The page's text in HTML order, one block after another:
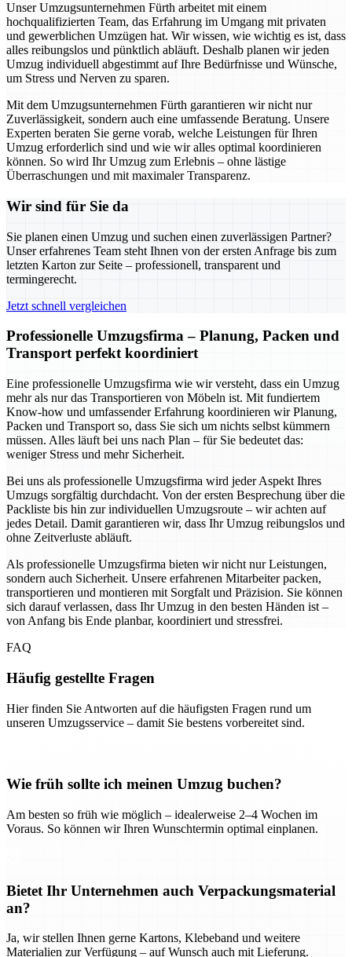
Unser Umzugsunternehmen Fürth arbeitet mit einem
hochqualifizierten Team, das Erfahrung im Umgang mit privaten
und gewerblichen Umzügen hat. Wir wissen, wie wichtig es ist, dass
alles reibungslos und pünktlich abläuft. Deshalb planen wir jeden
Umzug individuell abgestimmt auf Ihre Bedürfnisse und Wünsche,
um Stress und Nerven zu sparen.
Mit dem Umzugsunternehmen Fürth garantieren wir nicht nur
Zuverlässigkeit, sondern auch eine umfassende Beratung. Unsere
Experten beraten Sie gerne vorab, welche Leistungen für Ihren
Umzug erforderlich sind und wie wir alles optimal koordinieren
können. So wird Ihr Umzug zum Erlebnis – ohne lästige
Überraschungen und mit maximaler Transparenz.
Wir sind für Sie da
Sie planen einen Umzug und suchen einen zuverlässigen Partner?
Unser erfahrenes Team steht Ihnen von der ersten Anfrage bis zum
letzten Karton zur Seite – professionell, transparent und
termingerecht.
Jetzt schnell vergleichen
Professionelle Umzugsfirma – Planung, Packen und
Transport perfekt koordiniert
Eine professionelle Umzugsfirma wie wir versteht, dass ein Umzug
mehr als nur das Transportieren von Möbeln ist. Mit fundiertem
Know-how und umfassender Erfahrung koordinieren wir Planung,
Packen und Transport so, dass Sie sich um nichts selbst kümmern
müssen. Alles läuft bei uns nach Plan – für Sie bedeutet das:
weniger Stress und mehr Sicherheit.
Bei uns als professionelle Umzugsfirma wird jeder Aspekt Ihres
Umzugs sorgfältig durchdacht. Von der ersten Besprechung über die
Packliste bis hin zur individuellen Umzugsroute – wir achten auf
jedes Detail. Damit garantieren wir, dass Ihr Umzug reibungslos und
ohne Zeitverluste abläuft.
Als professionelle Umzugsfirma bieten wir nicht nur Leistungen,
sondern auch Sicherheit. Unsere erfahrenen Mitarbeiter packen,
transportieren und montieren mit Sorgfalt und Präzision. Sie können
sich darauf verlassen, dass Ihr Umzug in den besten Händen ist –
von Anfang bis Ende planbar, koordiniert und stressfrei.
FAQ
Häufig gestellte Fragen
Hier finden Sie Antworten auf die häufigsten Fragen rund um
unseren Umzugsservice – damit Sie bestens vorbereitet sind.
Wie früh sollte ich meinen Umzug buchen?
Am besten so früh wie möglich – idealerweise 2–4 Wochen im
Voraus. So können wir Ihren Wunschtermin optimal einplanen.
Bietet Ihr Unternehmen auch Verpackungsmaterial
an?
Ja, wir stellen Ihnen gerne Kartons, Klebeband und weitere
Materialien zur Verfügung – auf Wunsch auch mit Lieferung.